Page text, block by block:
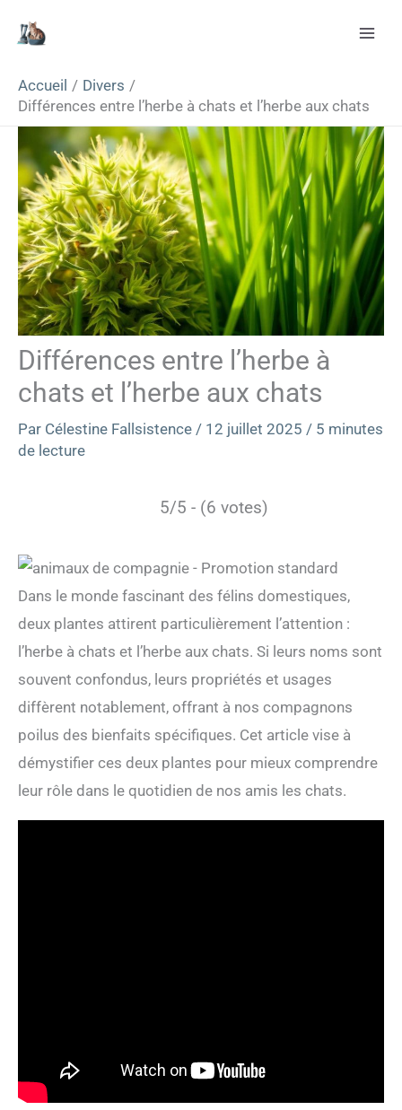
Accueil
Divers
Différences entre l’herbe à chats et l’herbe aux chats
Différences entre l’herbe à
chats et l’herbe aux chats
Par Célestine Fallsistence / 12 juillet 2025 / 5 minutes
de lecture
5/5 - (6 votes)
Dans le monde fascinant des félins domestiques,
deux plantes attirent particulièrement l’attention :
l’herbe à chats et l’herbe aux chats. Si leurs noms sont
souvent confondus, leurs propriétés et usages
diffèrent notablement, offrant à nos compagnons
poilus des bienfaits spécifiques. Cet article vise à
démystifier ces deux plantes pour mieux comprendre
leur rôle dans le quotidien de nos amis les chats.